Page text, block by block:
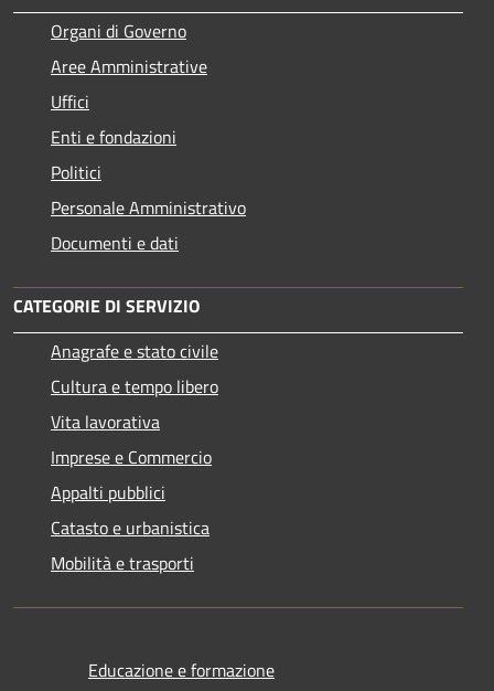
Organi di Governo
Aree Amministrative
Uffici
Enti e fondazioni
Politici
Personale Amministrativo
Documenti e dati
CATEGORIE DI SERVIZIO
Anagrafe e stato civile
Cultura e tempo libero
Vita lavorativa
Imprese e Commercio
Appalti pubblici
Catasto e urbanistica
Mobilità e trasporti
Educazione e formazione